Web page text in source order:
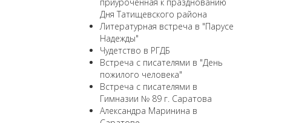
Дня Татищевского района
Литературная встреча в "Парусе
Надежды"
Чудетство в РГДБ
Встреча с писателями в "День
пожилого человека"
Встреча с писателями в
Гимназии № 89 г. Саратова
Александра Маринина в